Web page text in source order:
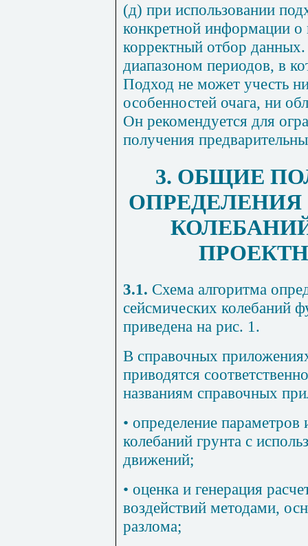
(д) при использовании
конкретной информации о
корректный отбор данных.
диапазоном периодов, в
Подход не может учесть
особенностей очага, ни
Он рекомендуется для
получения
3. ОБЩИЕ
3.1. Схема алгоритма
сейсмических колебаний
приведена на рис. 1.
В справочных
приводятся
названиям справочных
• определение
колебаний грунта с
движений;
• оценка и генерация
воздействий методами,
разлома;